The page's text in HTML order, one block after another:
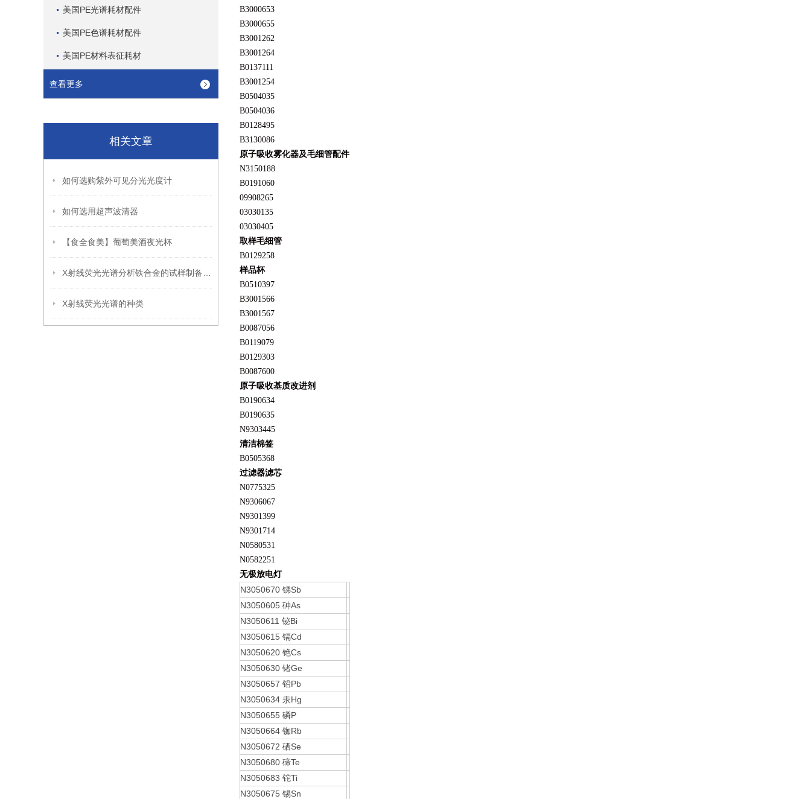
美国PE光谱耗材配件
美国PE色谱耗材配件
美国PE材料表征耗材
查看更多
相关文章
如何选购紫外可见分光光度计
如何选用超声波清器
【食全食美】葡萄美酒夜光杯
X射线荧光光谱的种类
B3000653
B3000655
B3001262
B3001264
B0137111
B3001254
B0504035
B0504036
B0128495
B3130086
原子吸收雾化器及毛细管配件
N3150188
B0191060
09908265
03030135
03030405
取样毛细管
B0129258
样品杯
B0510397
B3001566
B3001567
B0087056
B0119079
B0129303
B0087600
原子吸收基质改进剂
B0190634
B0190635
N9303445
清洁棉签
B0505368
过滤器滤芯
N0775325
N9306067
N9301399
N9301714
N0580531
N0582251
无极放电灯
N3050670 锑Sb
N3050605 砷As
N3050611 铋Bi
N3050615 镉Cd
N3050620 铯Cs
N3050630 锗Ge
N3050657 铅Pb
N3050634 汞Hg
N3050655 磷P
N3050664 铷Rb
N3050672 硒Se
N3050680 碲Te
N3050683 铊Ti
N3050675 锡Sn